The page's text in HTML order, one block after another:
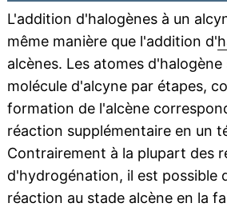
L'addition d'halogènes à un
même manière que l'addition d'
alcènes. Les atomes
molécule d'alcyne par étapes,
formation de l'alcène
réaction supplémentaire en un
Contrairement à la plupart des
d'hydrogénation, il est possible
réaction au stade alcène en la